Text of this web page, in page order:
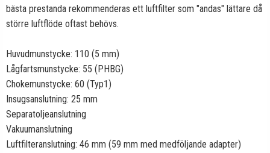
bästa prestanda rekommenderas ett luftfilter som "andas" lättare då
större luftflöde oftast behövs.
Huvudmunstycke: 110 (5 mm)
Lågfartsmunstycke: 55 (PHBG)
Chokemunstycke: 60 (Typ1)
Insugsanslutning: 25 mm
Separatoljeanslutning
Vakuumanslutning
Luftfilteranslutning: 46 mm (59 mm med medföljande adapter)